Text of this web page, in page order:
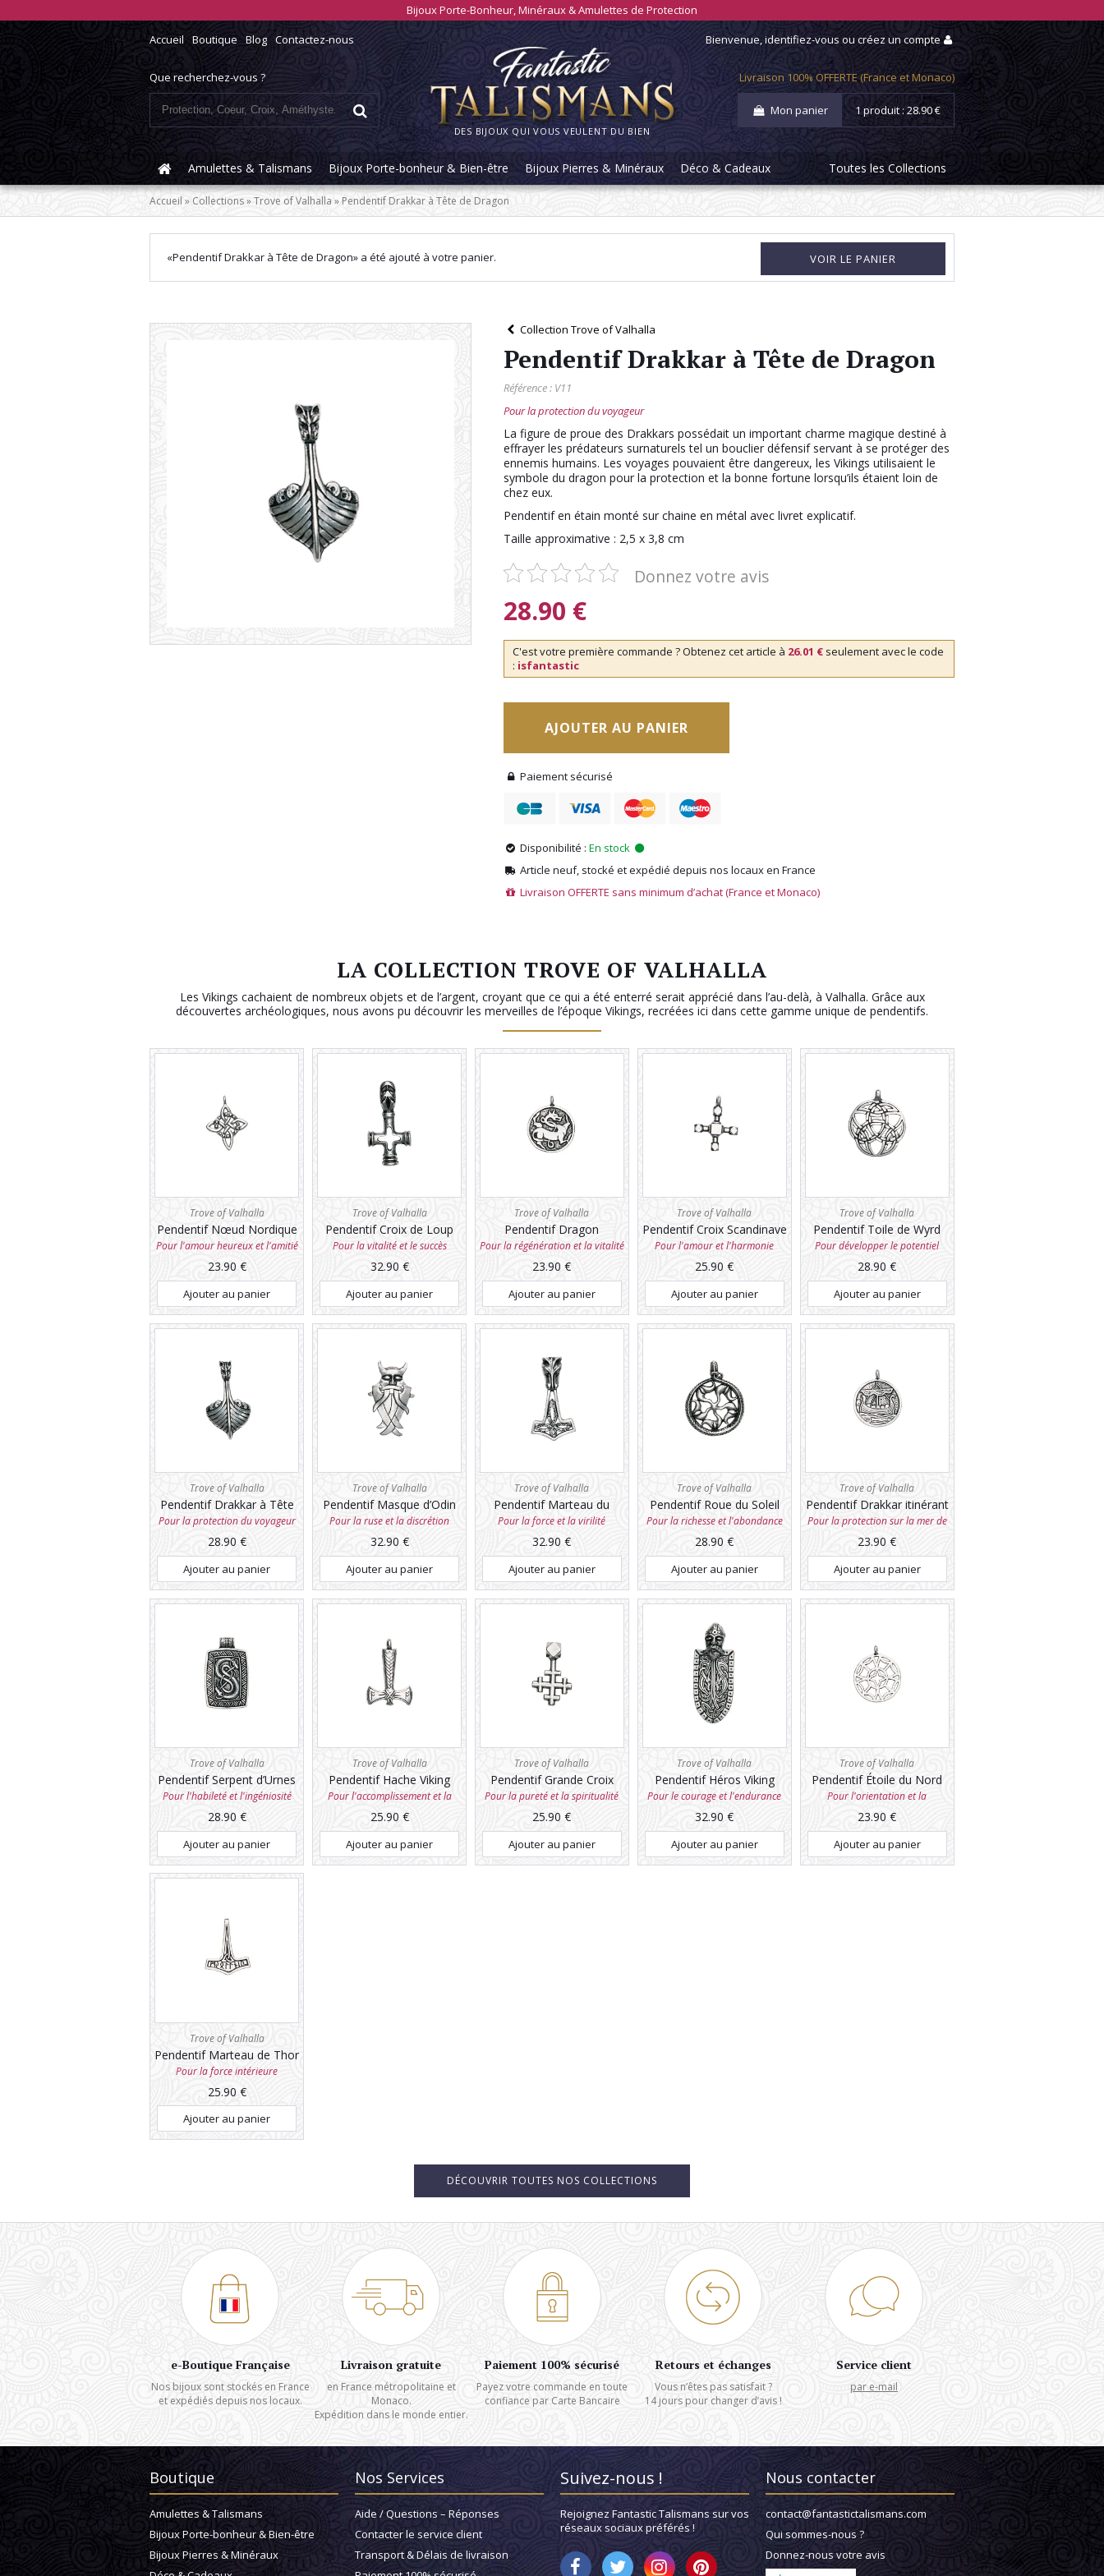
Bijoux Porte-Bonheur, Minéraux & Amulettes de Protection
DES BIJOUX QUI VOUS VEULENT DU BIEN
Accueil Boutique Blog Contactez-nous
Que recherchez-vous ?
Recherche
pour :
Livraison 100% OFFERTE (France et Monaco)
Mon panier 1 produit : 28.90€
Bienvenue,identifiez-vousoucréez un compte
Amulettes & Talismans Bijoux Porte-bonheur & Bien-être Bijoux Pierres & Minéraux Déco & Cadeaux Toutes les Collections
Accueil » Collections»Trove of Valhalla »Pendentif Drakkar à Tête de Dragon
«Pendentif Drakkar à Tête de Dragon» a été ajouté à votre panier. VOIR LE PANIER
Collection Trove of Valhalla
Pendentif Drakkar à Tête de Dragon
Référence : V11
Pour la protection du voyageur
La figure de proue des Drakkars possédait un important charme magique destiné à
effrayer les prédateurs surnaturels tel un bouclier défensif servant à se protéger des
ennemis humains. Les voyages pouvaient être dangereux, les Vikings utilisaient le
symbole du dragon pour la protection et la bonne fortune lorsqu’ils étaient loin de
chez eux.
Pendentif en étain monté sur chaine en métal avec livret explicatif.
Taille approximative : 2,5 x 3,8 cm
Donnez votre avis
28.90 €
C'est votre première commande ? Obtenez cet article à 26.01 € seulement avec le code
: isfantastic
AJOUTER AU PANIER
Paiement sécurisé
Disponibilité : En stock
Article neuf, stocké et expédié depuis nos locaux en France
Livraison OFFERTE sans minimum d’achat (France et Monaco)
LA COLLECTION TROVE OF VALHALLA
Les Vikings cachaient de nombreux objets et de l’argent, croyant que ce qui a été enterré serait apprécié dans l’au­-delà, à Valhalla. Grâce aux
découvertes archéologiques, nous avons pu découvrir les merveilles de l’époque Vikings, recréées ici dans cette gamme unique de pendentifs.
Trove of Valhalla
Pendentif Nœud Nordique
Pour l'amour heureux et l'amitié
23.90 €
Ajouter au panier
Trove of Valhalla
Pendentif Croix de Loup
Pour la vitalité et le succès
32.90 €
Ajouter au panier
Trove of Valhalla
Pendentif Dragon
Pour la régénération et la vitalité
23.90€
Ajouter au panier
Trove of Valhalla
Pendentif Croix Scandinave
Pour l'amour et l'harmonie
25.90€
Ajouter au panier
Trove of Valhalla
Pendentif Toile de Wyrd
Pour développer le potentiel
28.90€
Ajouter au panier
Trove of Valhalla
Pendentif Drakkar à Tête
de Dragon
Pour la protection du voyageur
28.90 €
Ajouter au panier
Trove of Valhalla
Pendentif Masque d’Odin
Pour la ruse et la discrétion
32.90 €
Ajouter au panier
Trove of Valhalla
Pendentif Marteau du
Loup
Pour la force et la virilité
32.90€
Ajouter au panier
Trove of Valhalla
Pendentif Roue du Soleil
Pour la richesse et l'abondance
28.90€
Ajouter au panier
Trove of Valhalla
Pendentif Drakkar itinérant
Pour la protection sur la mer de
la vie
23.90€
Ajouter au panier
Trove of Valhalla
Pendentif Serpent d’Urnes
Pour l'habileté et l'ingéniosité
28.90 €
Ajouter au panier
Trove of Valhalla
Pendentif Hache Viking
Pour l'accomplissement et la
victoire
25.90 €
Ajouter au panier
Trove of Valhalla
Pendentif Grande Croix
Nordique
Pour la pureté et la spiritualité
25.90€
Ajouter au panier
Trove of Valhalla
Pendentif Héros Viking
Pour le courage et l'endurance
32.90€
Ajouter au panier
Trove of Valhalla
Pendentif Étoile du Nord
Pour l'orientation et la
constance
23.90€
Ajouter au panier
Trove of Valhalla
Pendentif Marteau de Thor
Pour la force intérieure
25.90 €
Ajouter au panier
DÉCOUVRIR TOUTES NOS COLLECTIONS
e-Boutique Française
Nos bijoux sont stockés en France
et expédiés depuis nos locaux.
Livraison gratuite
en France métropolitaine et
Monaco.
Expédition dans le monde entier.
Paiement 100% sécurisé
Payez votre commande en toute
confiance par Carte Bancaire
Retours et échanges
Vous n’êtes pas satisfait ?
14 jours pour changer d’avis !
Service client
par e-mail
Boutique
Amulettes & Talismans
Bijoux Porte-bonheur & Bien-être
Bijoux Pierres & Minéraux
Nos Services
Aide / Questions – Réponses
Contacter le service client
Transport & Délais de livraison
Suivez-nous !
Rejoignez Fantastic Talismans sur vos
réseaux sociaux préférés !
Nous contacter
contact@fantastictalismans.com
Qui sommes-nous ?
Donnez-nous votre avis